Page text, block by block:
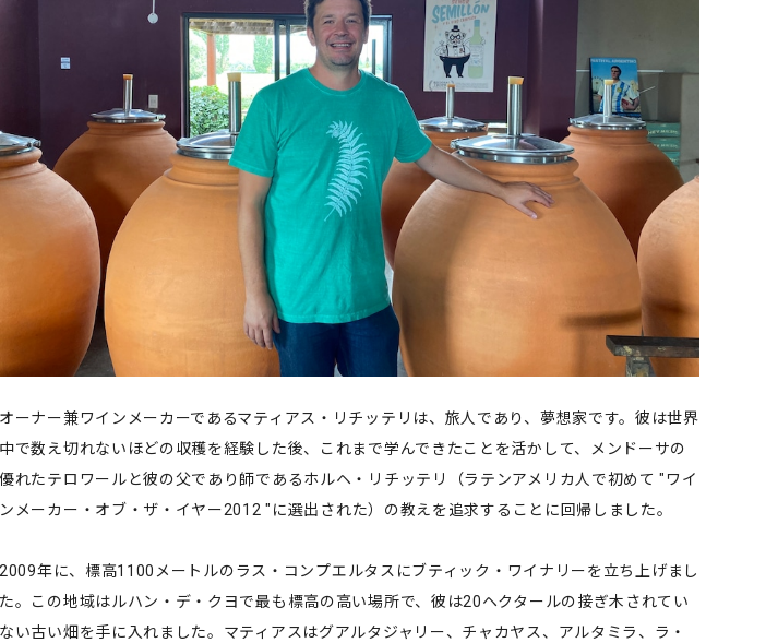
オーナー兼ワインメーカーであるマティアス・リチッテリは、旅人であり、夢想家です。彼は世界
中で数え切れないほどの収穫を経験した後、これまで学んできたことを活かして、メンドーサの
優れたテロワールと彼の父であり師であるホルヘ・リチッテリ（ラテンアメリカ人で初めて "ワイ
ンメーカー・オブ・ザ・イヤー2012 "に選出された）の教えを追求することに回帰しました。
2009年に、標高1100メートルのラス・コンプエルタスにブティック・ワイナリーを立ち上げまし
た。この地域はルハン・デ・クヨで最も標高の高い場所で、彼は20ヘクタールの接ぎ木されてい
ない古い畑を手に入れました。マティアスはグアルタジャリー、チャカヤス、アルタミラ、ラ・